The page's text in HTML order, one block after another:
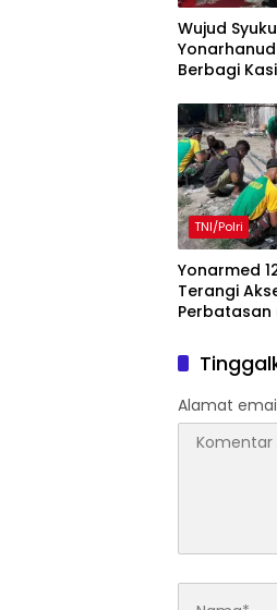
Wujud
Berbagi
TNI/Polri
Yonarmed
Terangi
Perbatasan
Surya
Alamat